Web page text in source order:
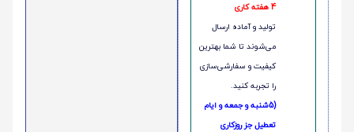
4 هفته کاری
تولید و آماده ارسال
می‌شوند تا شما بهترین
کیفیت و سفارشی‌سازی
را تجربه کنید.
(5شنبه و جمعه و ایام
تعطیل جز روزکاری